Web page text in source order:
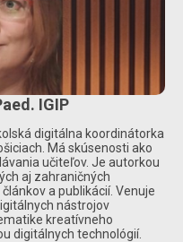
IGIP
digitálna koordinátorka
Má skúsenosti ako
učiteľov. Je autorkou
aj zahraničných
a publikácií. Venuje
nástrojov
kreatívneho
digitálnych technológií.